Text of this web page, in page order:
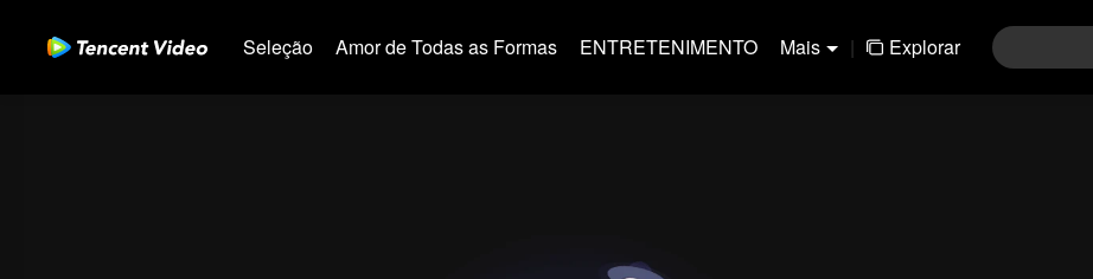
Seleção Amor de Todas as Formas ENTRETENIMENTO Mais | Explorar